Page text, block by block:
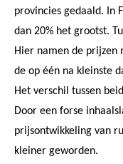
provincies gedaald. In
dan 20% het grootst.
Hier namen de prijzen
de op één na kleinste
Het verschil tussen
Door een forse
prijsontwikkeling van
kleiner geworden.